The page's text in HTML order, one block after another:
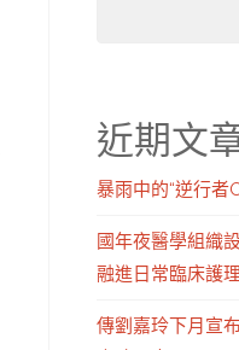
近期文
暴雨中的“逆行者
國年夜醫學組織
融進日常臨床護理
傳劉嘉玲下月宣